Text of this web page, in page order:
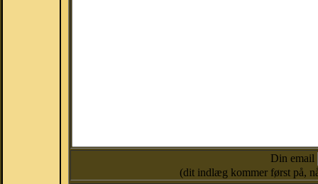
Din email
(dit indlæg kommer først på,